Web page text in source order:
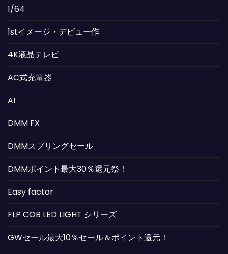
1/64
1stイメージ・デビュー作
4K液晶テレビ
AC式充電器
AI
DMM FX
DMMスプリングセール
DMMポイント最大30％還元祭！
Easy factor
FLP COB LED LIGHT シリーズ
GWセール最大10％セール＆ポイント還元！